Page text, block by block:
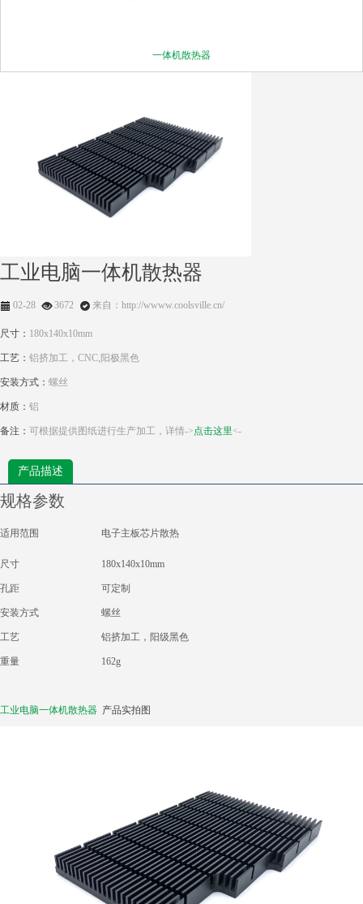
一体机散热器
工业电脑一体机散热器
02-28 3672 来自：http://wwww.coolsville.cn/
尺寸： 180x140x10mm
工艺： 铝挤加工，CNC,阳极黑色
安装方式： 螺丝
材质： 铝
备注： 可根据提供图纸进行生产加工，详情->点击这里<-
产品描述
规格参数
适用范围 电子主板芯片散热
尺寸 180x140x10mm
孔距 可定制
安装方式 螺丝
工艺 铝挤加工，阳级黑色
重量 162g
工业电脑一体机散热器 产品实拍图